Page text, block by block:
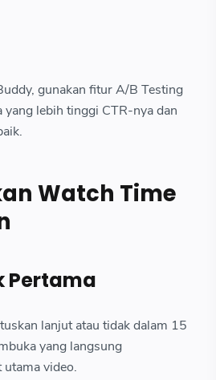
gunakan fitur A/B Testing
lebih tinggi CTR-nya dan
Watch Time
Pertama
lanjut atau tidak dalam 15
yang langsung
utama video.